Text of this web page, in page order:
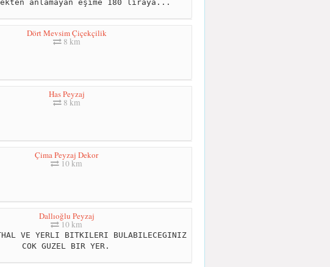
anlamayan eşime 180 liraya...
Dört Mevsim Çiçekçilik
8 km
Has Peyzaj
8 km
Çima Peyzaj Dekor
10 km
Dallıoğlu Peyzaj
10 km
VE YERLI BITKILERI BULABILECEGINIZ
COK GUZEL BIR YER.